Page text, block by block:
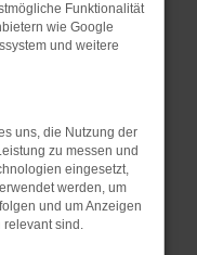
Werbeblocker,
Seiten
privaten
zu beheben.
Funktionalität
wie Google
und weitere
uns, die Nutzung der
zu messen und
eingesetzt,
werden, um
und um Anzeigen
relevant sind.